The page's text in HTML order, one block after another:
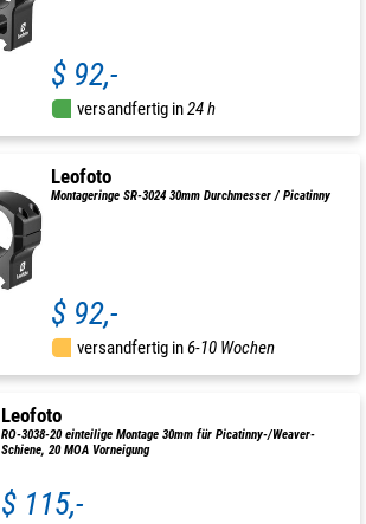
$ 92,-
versandfertig in24 h
Leofoto
Montageringe SR-3024 30mm Durchmesser / Picatinny
$ 92,-
versandfertig in6-10 Wochen
Leofoto
RO-3038-20 einteilige Montage 30mm für Picatinny-/Weaver-
Schiene, 20 MOA Vorneigung
$ 115,-